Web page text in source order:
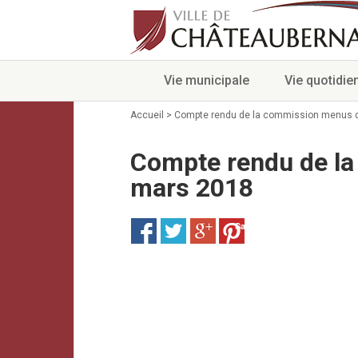
Vie municipale Vie
Accueil > Compte rendu de la commission menus
Compte rendu de
mars 2018
Save